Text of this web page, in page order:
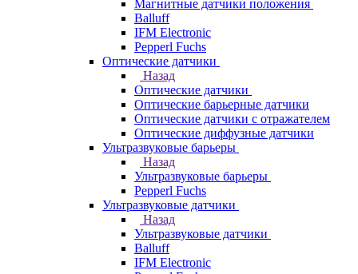
Магнитные датчики положения
Balluff
IFM Electronic
Pepperl Fuchs
Оптические датчики
Назад
Оптические датчики
Оптические барьерные датчики
Оптические датчики с отражателем
Оптические диффузные датчики
Ультразвуковые барьеры
Назад
Ультразвуковые барьеры
Pepperl Fuchs
Ультразвуковые датчики
Назад
Ультразвуковые датчики
Balluff
IFM Electronic